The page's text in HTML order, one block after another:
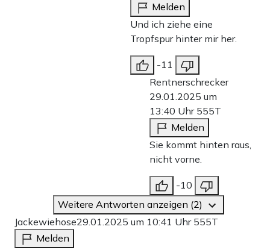
Melden
Und ich ziehe eine
Tropfspur hinter mir her.
-11
Rentnerschrecker
29.01.2025 um
13:40 Uhr 555T
Melden
Sie kommt hinten raus,
nicht vorne.
-10
Weitere Antworten anzeigen (2)
Jackewiehose29.01.2025 um 10:41 Uhr 555T
Melden